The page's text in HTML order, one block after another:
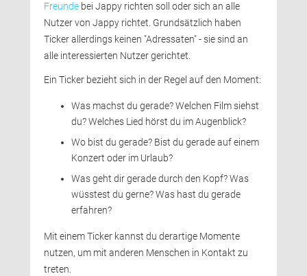
Freunde bei Jappy richten soll oder sich an alle
Nutzer von Jappy richtet. Grundsätzlich haben
Ticker allerdings keinen "Adressaten" - sie sind an
alle interessierten Nutzer gerichtet.
Ein Ticker bezieht sich in der Regel auf den Moment:
Was machst du gerade? Welchen Film siehst
du? Welches Lied hörst du im Augenblick?
Wo bist du gerade? Bist du gerade auf einem
Konzert oder im Urlaub?
Was geht dir gerade durch den Kopf? Was
wüsstest du gerne? Was hast du gerade
erfahren?
Mit einem Ticker kannst du derartige Momente
nutzen, um mit anderen Menschen in Kontakt zu
treten.